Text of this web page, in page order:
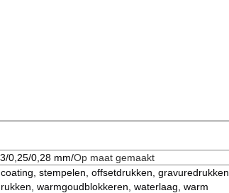
0,25/0,28 mm/Op maat gemaakt
stempelen, offsetdrukken, gravuredrukken,
warmgoudblokkeren, waterlaag, warm